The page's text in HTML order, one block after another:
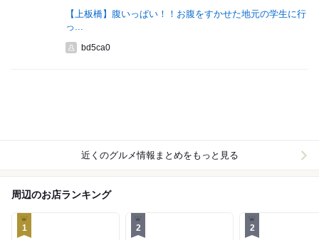
【上板橋】腹いっぱい！！お腹をすかせた地元の学生に行
っ...
bd5ca0
近くのグルメ情報まとめをもっと見る
周辺のお店ランキング
1 2 2